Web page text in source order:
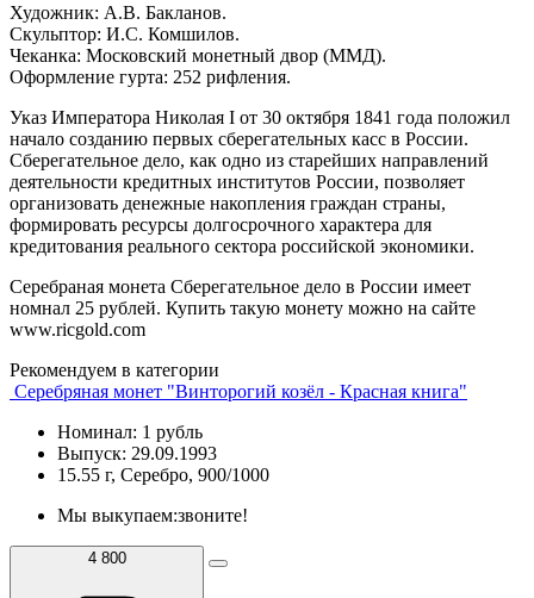
Художник: А.В. Бакланов.
Скульптор: И.С. Комшилов.
Чеканка: Московский монетный двор (ММД).
Оформление гурта: 252 рифления.
Указ Императора Николая I от 30 октября 1841 года положил
начало созданию первых сберегательных касс в России.
Сберегательное дело, как одно из старейших направлений
деятельности кредитных институтов России, позволяет
организовать денежные накопления граждан страны,
формировать ресурсы долгосрочного характера для
кредитования реального сектора российской экономики.
Серебраная монета Сберегательное дело в России имеет
номнал 25 рублей. Купить такую монету можно на сайте
www.ricgold.com
Рекомендуем в категории
Серебряная монет "Винторогий козёл - Красная книга"
Номинал: 1 рубль
Выпуск: 29.09.1993
15.55 г, Серебро, 900/1000
Мы выкупаем:звоните!
4 800